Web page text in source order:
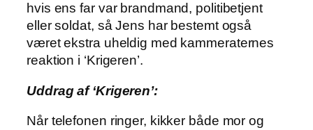
hvis ens far var brandmand, politibetjent
eller soldat, så Jens har bestemt også
været ekstra uheldig med kammeraternes
reaktion i ‘Krigeren’.
Uddrag af ‘Krigeren’:
Når telefonen ringer, kikker både mor og